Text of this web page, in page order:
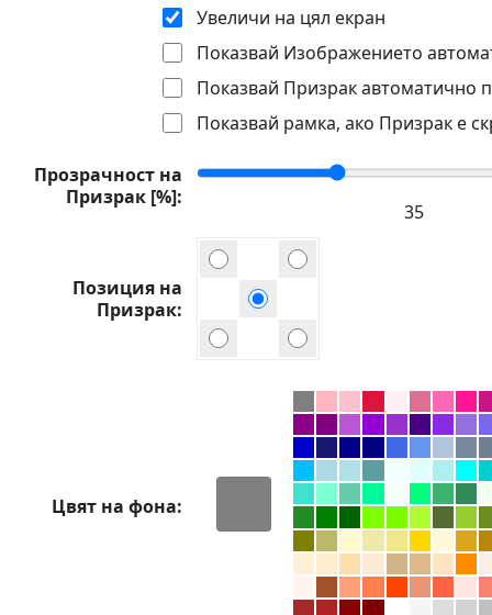
Увеличи на цял екран
Показвай Изображението
Показвай Призрак автоматично
Показвай рамка, ако Призрак е
Прозрачност на
Призрак [%]
Позиция на
Призрак
Цвят на фона